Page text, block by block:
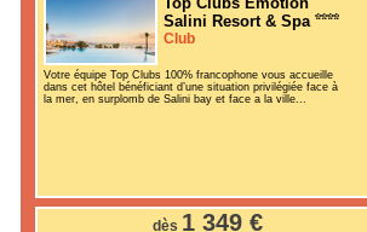
Salini Resort & Spa
Club
Votre équipe Top Clubs 100% francophone vous accueille
dans cet hôtel bénéficiant d’une situation privilégiée face à
la mer, en surplomb de Salini bay et face a la ville...
dès 1 349 €